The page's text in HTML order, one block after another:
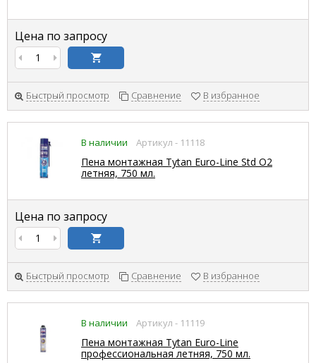
Цена по запросу
Быстрый просмотр Сравнение В избранное
В наличии Артикул - 11118
Пена монтажная Tytan Euro-Line Std О2
летняя, 750 мл.
Цена по запросу
Быстрый просмотр Сравнение В избранное
В наличии Артикул - 11119
Пена монтажная Tytan Euro-Line
профессиональная летняя, 750 мл.